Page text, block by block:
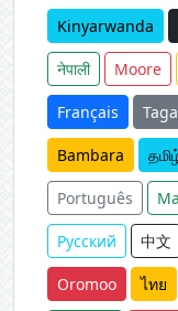
Kinyarwanda
नेपाली Moore
Français
Bambara
Português
Русский 中文
Oromoo ไทย